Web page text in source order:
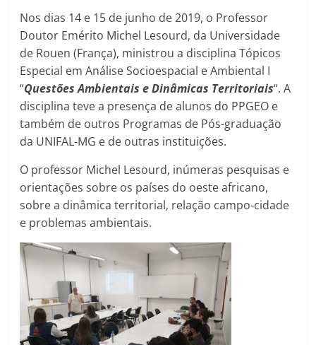
Nos dias 14 e 15 de junho de 2019, o Professor
Doutor Emérito Michel Lesourd, da Universidade
de Rouen (França), ministrou a disciplina Tópicos
Especial em Análise Socioespacial e Ambiental I
“Questões Ambientais e Dinâmicas Territoriais“. A
disciplina teve a presença de alunos do PPGEO e
também de outros Programas de Pós-graduação
da UNIFAL-MG e de outras instituições.
O professor Michel Lesourd, inúmeras pesquisas e
orientações sobre os países do oeste africano,
sobre a dinâmica territorial, relação campo-cidade
e problemas ambientais.